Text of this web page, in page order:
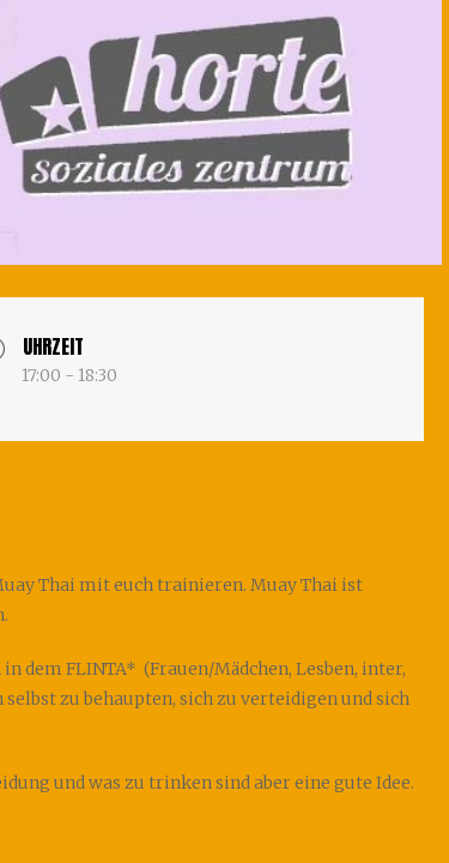
UHRZEIT
17:00 - 18:30
Thai mit euch trainieren. Muay Thai ist
dem FLINTA* (Frauen/Mädchen, Lesben, inter,
zu behaupten, sich zu verteidigen und sich
und was zu trinken sind aber eine gute Idee.